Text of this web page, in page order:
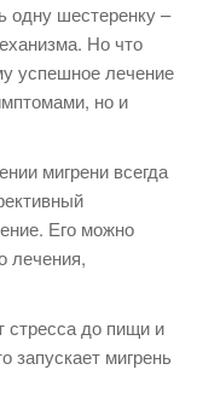
одну шестеренку –
Но что
успешное лечение
но и
мигрени всегда
Его можно
лечения,
стресса до пищи и
запускает мигрень